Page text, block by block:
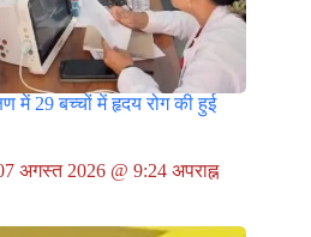
में 29 बच्चों में हृदय रोग की हुई
अगस्त 2026 @ 9:24 अपराह्न